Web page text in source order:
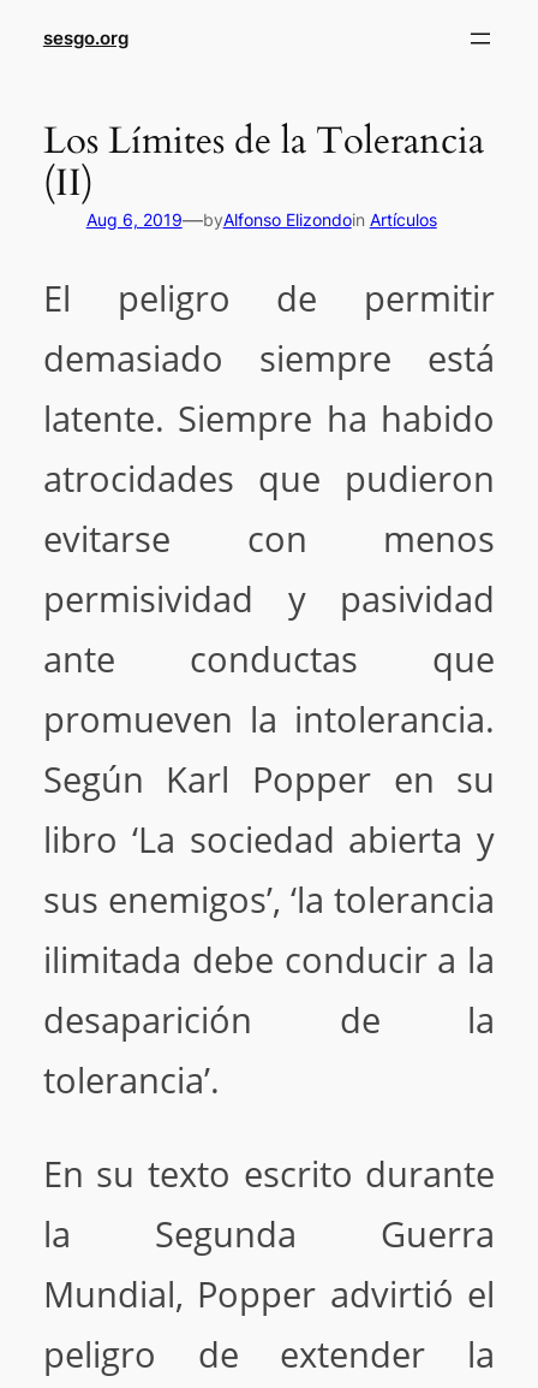
sesgo.org
Los Límites de la Tolerancia
(II)
Aug 6, 2019—byAlfonso Elizondoin Artículos
El peligro de permitir
demasiado siempre está
latente. Siempre ha habido
atrocidades que pudieron
evitarse con menos
permisividad y pasividad
ante conductas que
promueven la intolerancia.
Según Karl Popper en su
libro ‘La sociedad abierta y
sus enemigos’, ‘la tolerancia
ilimitada debe conducir a la
desaparición de la
tolerancia’.
En su texto escrito durante
la Segunda Guerra
Mundial, Popper advirtió el
peligro de extender la